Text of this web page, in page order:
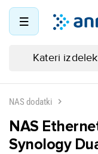
NAS dodatki
NAS
Synology